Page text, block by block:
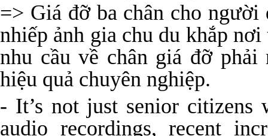
=> Giá đỡ ba chân cho
nhiếp ảnh gia chu du khắp
nhu cầu về chân giá đỡ
hiệu quả chuyên nghiệp.
- It’s not just senior citizens
audio recordings, recent